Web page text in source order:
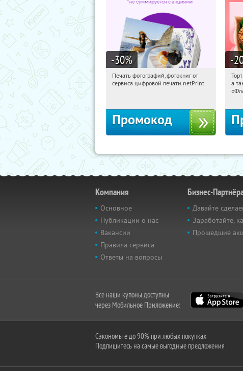
-30%
23:26:07 Получили:
Печать фотографий, фотокниг от
сервиса цифровой печати netPrint
Промокод
-
а
Компания
Основное
Публикации о нас
Вакансии
Правила сервиса
Ответы на вопросы
Бизнес-
Давайте
Заработайте,
Прошедшие
Все наши купоны доступны
через Мобильное Приложение:
Сэкономьте до 90% при любых покупках
Подпишитесь на самые выгодные предложения